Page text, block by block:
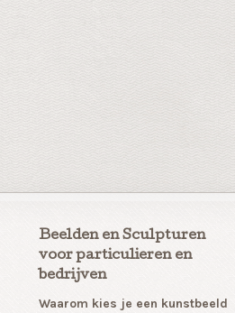
Beelden en Sculpturen
voor particulieren en
bedrijven
Waarom kies je een kunstbeeld